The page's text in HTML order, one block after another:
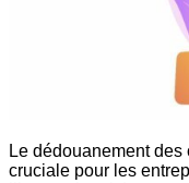
Le dédouanement
cruciale pour les